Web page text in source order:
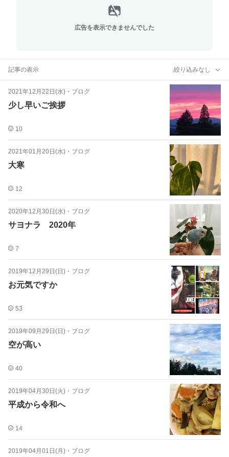
広告を表示できませんでした
記事の表示 絞り込みなし
2021年12月22日(水) ・ ブログ
少し早いご挨拶
10
2021年01月20日(水) ・ ブログ
大寒
12
2020年12月30日(水) ・ ブログ
サヨナラ 2020年
7
2019年12月29日(日) ・ ブログ
お元気ですか
53
2019年09月29日(日) ・ ブログ
空が高い
40
2019年04月30日(火) ・ ブログ
平成から令和へ
14
2019年04月01日(月) ・ ブログ